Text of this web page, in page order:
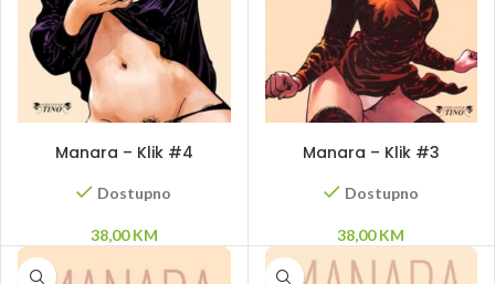
Manara – Klik #4
Dostupno
38,00KM
Manara – Klik #3
Dostupno
38,00KM